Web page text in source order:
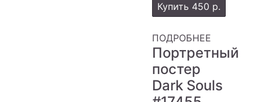
Купить 450 р.
ПОДРОБНЕЕ
Портретный
постер
Dark Souls